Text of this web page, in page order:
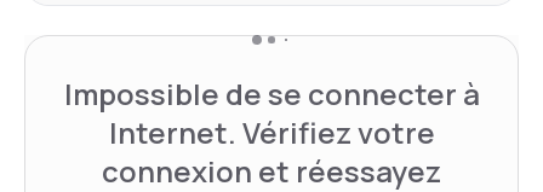
Impossible de se connecter à
Internet. Vérifiez votre
connexion et réessayez